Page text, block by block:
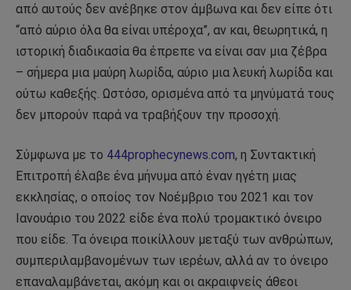
από αυτούς δεν ανέβηκε στον άμβωνα και δεν είπε ότι
“από αύριο όλα θα είναι υπέροχα”, αν και, θεωρητικά, η
ιστορική διαδικασία θα έπρεπε να είναι σαν μια ζέβρα
– σήμερα μια μαύρη λωρίδα, αύριο μια λευκή λωρίδα και
ούτω καθεξής. Ωστόσο, ορισμένα από τα μηνύματά τους
δεν μπορούν παρά να τραβήξουν την προσοχή.
Σύμφωνα με το 444prophecynews.com, η Συντακτική
Επιτροπή έλαβε ένα μήνυμα από έναν ηγέτη μιας
εκκλησίας, ο οποίος τον Νοέμβριο του 2021 και τον
Ιανουάριο του 2022 είδε ένα πολύ τρομακτικό όνειρο
που είδε. Τα όνειρα ποικίλλουν μεταξύ των ανθρώπων,
συμπεριλαμβανομένων των ιερέων, αλλά αν το όνειρο
επαναλαμβάνεται, ακόμη και οι ακραιφνείς άθεοι